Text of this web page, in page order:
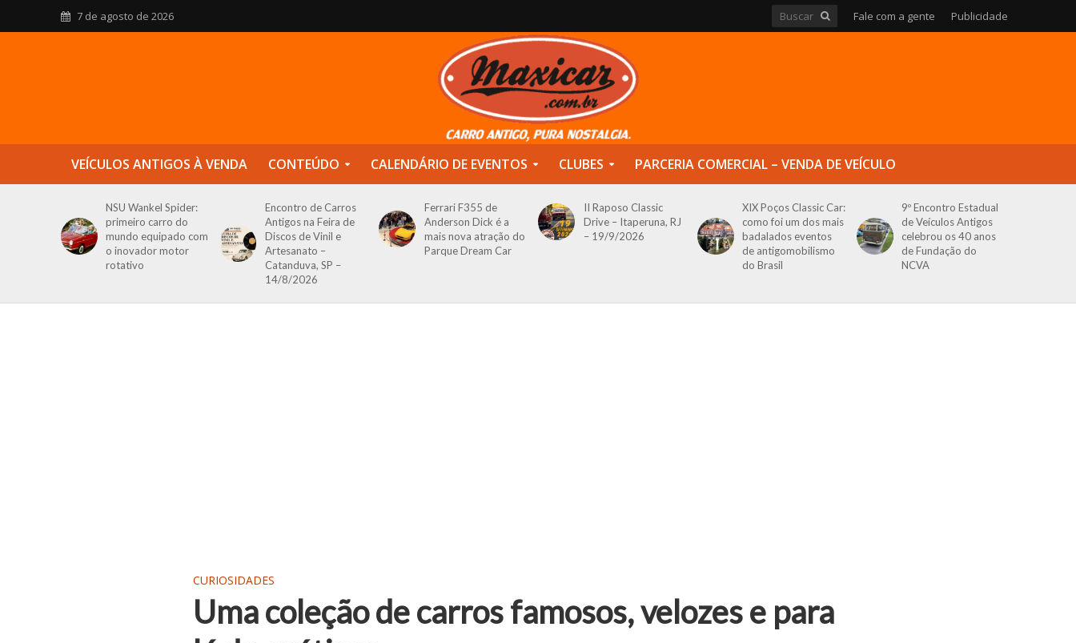
7 de agosto de 2026 Fale com a gente Publicidade
VEÍCULOS ANTIGOS À VENDA CONTEÚDO CALENDÁRIO DE EVENTOS CLUBES PARCERIA COMERCIAL – VENDA DE VEÍCULO
NSU Wankel Spider:
primeiro carro do
mundo equipado com
o inovador motor
rotativo
Encontro de Carros
Antigos na Feira de
Discos de Vinil e
Artesanato –
Catanduva, SP –
14/8/2026
Ferrari F355 de
Anderson Dick é a
mais nova atração do
Parque Dream Car
II Raposo Classic
Drive – Itaperuna, RJ
– 19/9/2026
XIX Poços Classic Car:
como foi um dos mais
badalados eventos
de antigomobilismo
do Brasil
9º Encontro Estadual
de Veículos Antigos
celebrou os 40 anos
de Fundação do
NCVA
CURIOSIDADES
Uma coleção de carros famosos, velozes e para